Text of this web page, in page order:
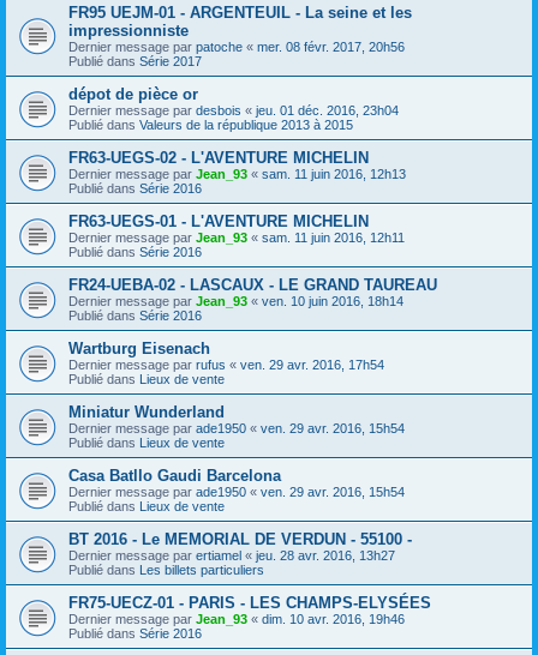
FR95 UEJM-01 - ARGENTEUIL - La seine et les
impressionniste
Dernier message par patoche « mer. 08 févr. 2017, 20h56
Publié dans Série 2017
dépot de pièce or
Dernier message par desbois « jeu. 01 déc. 2016, 23h04
Publié dans Valeurs de la république 2013 à 2015
FR63-UEGS-02 - L'AVENTURE MICHELIN
Dernier message par Jean_93 « sam. 11 juin 2016, 12h13
Publié dans Série 2016
FR63-UEGS-01 - L'AVENTURE MICHELIN
Dernier message par Jean_93 « sam. 11 juin 2016, 12h11
Publié dans Série 2016
FR24-UEBA-02 - LASCAUX - LE GRAND TAUREAU
Dernier message par Jean_93 « ven. 10 juin 2016, 18h14
Publié dans Série 2016
Wartburg Eisenach
Dernier message par rufus « ven. 29 avr. 2016, 17h54
Publié dans Lieux de vente
Miniatur Wunderland
Dernier message par ade1950 « ven. 29 avr. 2016, 15h54
Publié dans Lieux de vente
Casa Batllo Gaudi Barcelona
Dernier message par ade1950 « ven. 29 avr. 2016, 15h54
Publié dans Lieux de vente
BT 2016 - Le MEMORIAL DE VERDUN - 55100 -
Dernier message par ertiamel « jeu. 28 avr. 2016, 13h27
Publié dans Les billets particuliers
FR75-UECZ-01 - PARIS - LES CHAMPS-ELYSÉES
Dernier message par Jean_93 « dim. 10 avr. 2016, 19h46
Publié dans Série 2016